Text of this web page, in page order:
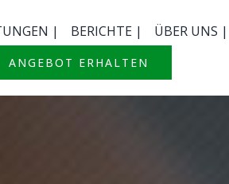
| BERICHTE | ÜBER UNS |
ANGEBOT ERHALTEN